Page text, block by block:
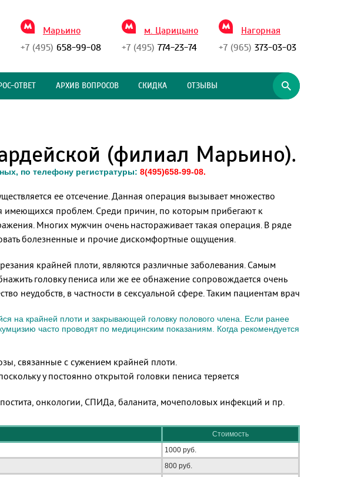
Марьино
+7 (495) 658-99-08
м. Царицыно
+7 (495) 774-23-74
Нагорная
+7 (965) 373-03-03
ОТВЕТ АРХИВ ВОПРОСОВ СКИДКА ОТЗЫВЫ
(филиал Марьино).
по телефону регистратуры: 8(495)658-99-08.
ее отсечение. Данная операция вызывает множество
имеющихся проблем. Среди причин, по которым прибегают к
Многих мужчин очень настораживает такая операция. В ряде
болезненные и прочие дискомфортные ощущения.
крайней плоти, являются различные заболевания. Самым
головку пениса или же ее обнажение сопровождается очень
неудобств, в частности в сексуальной сфере. Таким пациентам врач
на крайней плоти и закрывающей головку полового члена. Если ранее
часто проводят по медицинским показаниям. Когда рекомендуется
связанные с сужением крайней плоти.
у постоянно открытой головки пениса теряется
онкологии, СПИДа, баланита, мочеполовых инфекций и пр.
Стоимость
1000 руб.
800 руб.